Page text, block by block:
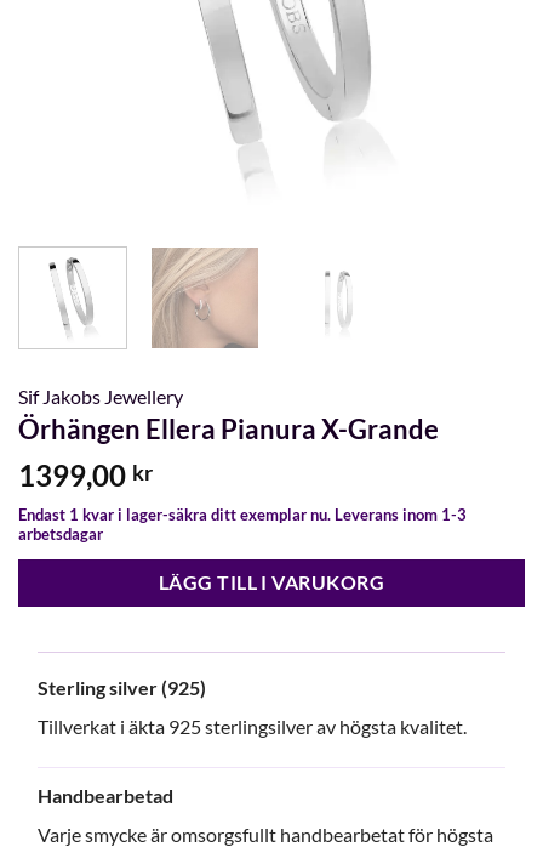
Sif Jakobs Jewellery
Örhängen Ellera Pianura X-Grande
1399,00 kr
Endast 1 kvar i lager-säkra ditt exemplar nu. Leverans inom 1-3
arbetsdagar
LÄGG TILL I VARUKORG
Sterling silver (925)
Tillverkat i äkta 925 sterlingsilver av högsta kvalitet.
Handbearbetad
Varje smycke är omsorgsfullt handbearbetat för högsta